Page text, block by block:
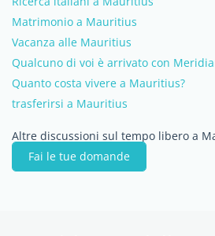
Matrimonio a Mauritius
Vacanza alle Mauritius
Qualcuno di voi è arrivato con
Quanto costa vivere a Mauritius?
trasferirsi a Mauritius
Altre discussioni sul tempo libero a
Fai le tue domande